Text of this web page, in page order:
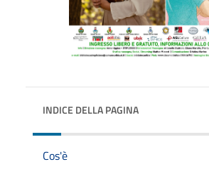
INDICE DELLA PAGINA
Cos'è